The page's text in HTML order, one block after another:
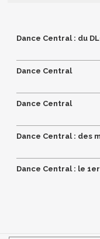
Dance Central : du
Dance Central
Dance Central
Dance Central : des
Dance Central : le